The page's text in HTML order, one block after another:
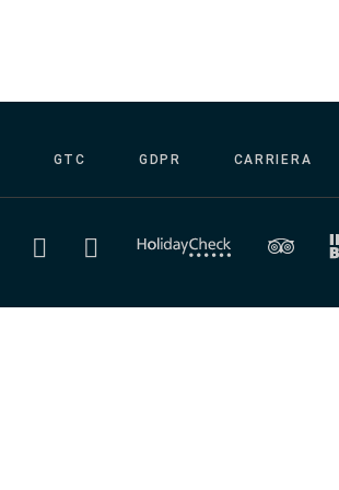
GTC GDPR CARRIERA